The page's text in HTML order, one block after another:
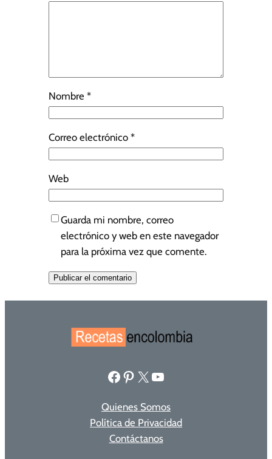
Nombre *
Correo electrónico *
Web
Guarda mi nombre, correo
electrónico y web en este navegador
para la próxima vez que comente.
Facebook Pinterest X YouTube
Quienes Somos
Política de Privacidad
Contáctanos